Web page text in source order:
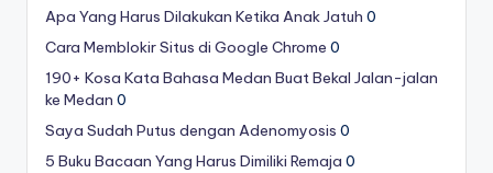
Apa Yang Harus Dilakukan Ketika Anak Jatuh 0
Cara Memblokir Situs di Google Chrome 0
190+ Kosa Kata Bahasa Medan Buat Bekal Jalan-jalan
ke Medan 0
Saya Sudah Putus dengan Adenomyosis 0
5 Buku Bacaan Yang Harus Dimiliki Remaja 0